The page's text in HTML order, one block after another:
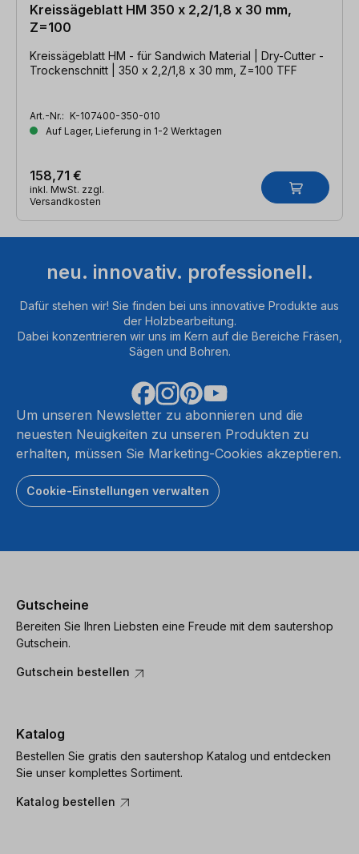
Kreissägeblatt HM 350 x 2,2/1,8 x 30 mm,
Z=100
Kreissägeblatt HM - für Sandwich Material | Dry-Cutter -
Trockenschnitt | 350 x 2,2/1,8 x 30 mm, Z=100 TFF
Art.-Nr.: K-107400-350-010
Auf Lager, Lieferung in 1-2 Werktagen
158,71 €
inkl. MwSt. zzgl.
Versandkosten
neu. innovativ. professionell.
Dafür stehen wir! Sie finden bei uns innovative Produkte aus
der Holzbearbeitung.
Dabei konzentrieren wir uns im Kern auf die Bereiche Fräsen,
Sägen und Bohren.
Um unseren Newsletter zu abonnieren und die
neuesten Neuigkeiten zu unseren Produkten zu
erhalten, müssen Sie Marketing-Cookies akzeptieren.
Cookie-Einstellungen verwalten
Gutscheine
Bereiten Sie Ihren Liebsten eine Freude mit dem sautershop
Gutschein.
Gutschein bestellen
Katalog
Bestellen Sie gratis den sautershop Katalog und entdecken
Sie unser komplettes Sortiment.
Katalog bestellen